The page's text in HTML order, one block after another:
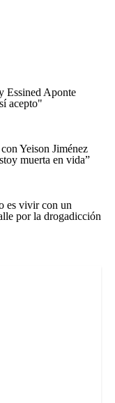
Essined Aponte
acepto"
Yeison Jiménez
muerta en vida”
es vivir con un
por la drogadicción